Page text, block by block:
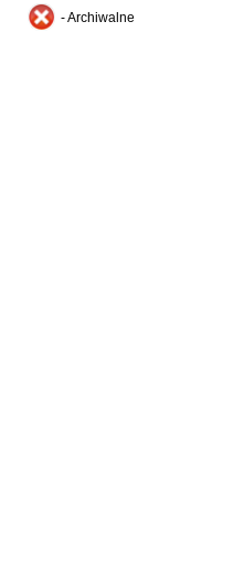
- Archiwalne